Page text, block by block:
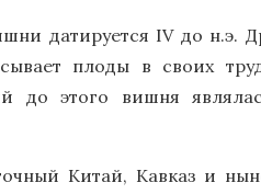
датируется IV до н.э.
плоды в своих
до этого вишня
Китай, Кавказ и